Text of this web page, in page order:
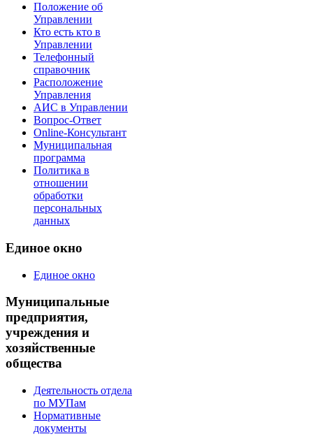
Положение об
Управлении
Кто есть кто в
Управлении
Телефонный
справочник
Расположение
Управления
АИС в Управлении
Вопрос-Ответ
Online-Консультант
Муниципальная
программа
Политика в
отношении
обработки
персональных
данных
Единое окно
Единое окно
Муниципальные
предприятия,
учреждения и
хозяйственные
общества
Деятельность отдела
по МУПам
Нормативные
документы